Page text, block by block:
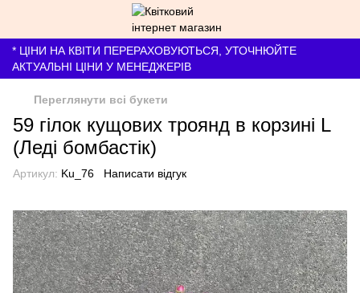
* ЦІНИ НА КВІТИ ПЕРЕРАХОВУЮТЬСЯ, УТОЧНЮЙТЕ
АКТУАЛЬНІ ЦІНИ У МЕНЕДЖЕРІВ
Переглянути всі букети
59 гілок кущових троянд в корзині L
(Леді бомбастік)
Артикул: Ku_76 Написати відгук